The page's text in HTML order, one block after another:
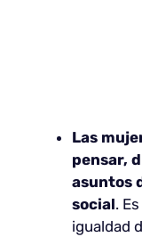
Las
pensar,
asuntos
social.
igualdad